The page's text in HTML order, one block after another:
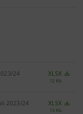
24 XLSX
12 Kb
2023/24 XLSX
13 Kb